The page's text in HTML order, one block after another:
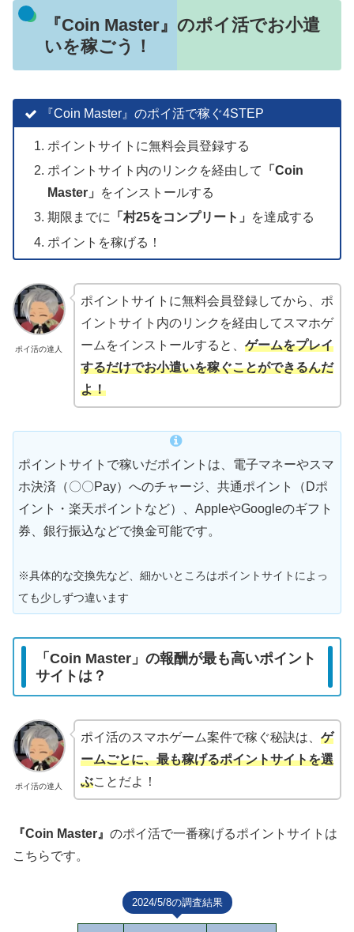
『Coin Master』のポイ活でお小遣
いを稼ごう！
『Coin Master』のポイ活で稼ぐ4STEP
ポイントサイトに無料会員登録する
ポイントサイト内のリンクを経由して
「Coin
Master」
をインストールする
期限までに
「 村25をコンプリート 」
を達成する
ポイントを稼げる！
ポイ活の達人
ポイントサイトに無料会員登録してから、ポ
イントサイト内のリンクを経由してスマホゲ
ームをインストールすると、 ゲームをプレイ
するだけでお小遣いを稼ぐことができるんだ
よ！
ポイントサイトで稼いだポイントは、電子マネーやスマ
ホ決済（〇〇Pay）へのチャージ、共通ポイント（Dポ
イント・楽天ポイントなど）、AppleやGoogleのギフト
券、銀行振込などで換金可能です。
※具体的な交換先など、細かいところはポイントサイトによっ
ても少しずつ違います
「Coin Master」の報酬が最も高いポイント
サイトは？
ポイ活の達人
ポイ活のスマホゲーム案件で稼ぐ秘訣は、 ゲ
ームごとに、最も稼げるポイントサイトを選
ぶことだよ！
『Coin Master』 のポイ活で一番稼げるポイントサイトは
こちらです。
2024/5/8の調査結果